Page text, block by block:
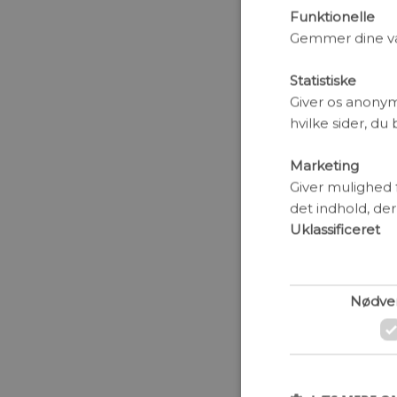
særlig rolle.
Af Jørgen
At
skæbne der
ny og
Af Kristian
Funktionelle
Gemmer dine
Statistiske
Giver os
hvilke sider, du
Marketing
Giver
det indhold,
Uklassificeret